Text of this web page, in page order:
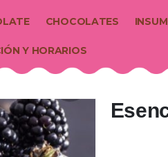
CHOCOLATES
Y HORARIOS